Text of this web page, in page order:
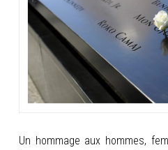
PORTFOLIO
CONTACT
Un hommage aux hommes,